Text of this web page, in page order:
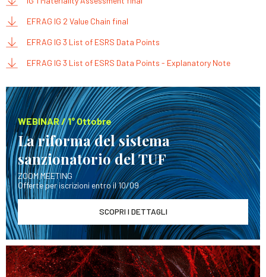
EFRAG IG 2 Value Chain final
EFRAG IG 3 List of ESRS Data Points
EFRAG IG 3 List of ESRS Data Points - Explanatory Note
WEBINAR / 1° Ottobre
La riforma del sistema
sanzionatorio del TUF
ZOOM MEETING
Offerte per iscrizioni entro il 10/09
SCOPRI I DETTAGLI